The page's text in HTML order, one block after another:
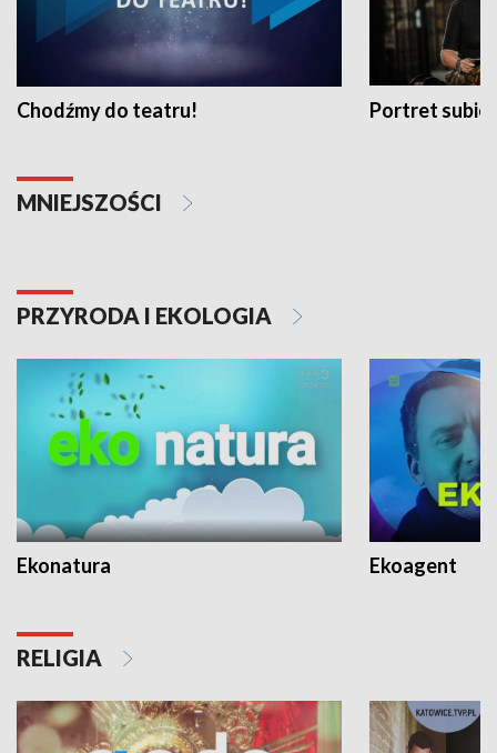
Chodźmy do teatru! Portret
MNIEJSZOŚCI
PRZYRODA I EKOLOGIA
Ekonatura Ekoagent
RELIGIA